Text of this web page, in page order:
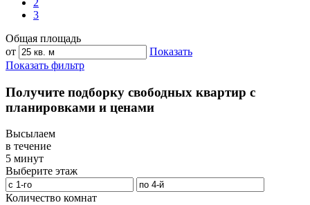
2
3
Общая площадь
от
Показать
Показать фильтр
Получите подборку свободных квартир с
планировками и ценами
Высылаем
в течение
5 минут
Выберите этаж
Количество комнат